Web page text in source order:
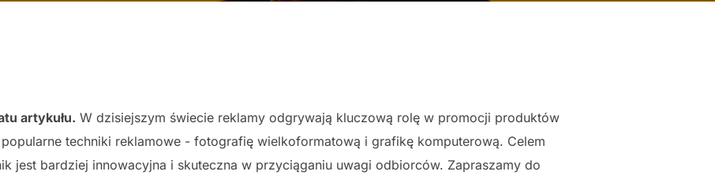
artykułu. W dzisiejszym świecie reklamy odgrywają kluczową rolę w promocji produktów
popularne techniki reklamowe - fotografię wielkoformatową i grafikę komputerową. Celem
jest bardziej innowacyjna i skuteczna w przyciąganiu uwagi odbiorców. Zapraszamy do